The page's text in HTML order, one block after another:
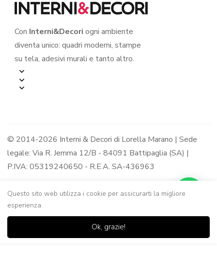
Con Interni&Decori ogni ambiente
diventa unico: quadri moderni, stampe
su tela, adesivi murali e tanto altro.
© 2014-2026 Interni & Decori di Lorella Marano | Sede
legale: Via R. Jemma 12/B - 84091 Battipaglia (SA) |
P.IVA: 05319240650 - R.E.A. SA-436963
Questo sito web utilizza i cookie per assicurarti la migliore
esperienza.
Ok, grazie!
Casa Negozio
0
Lista dei Carrello Ricerca